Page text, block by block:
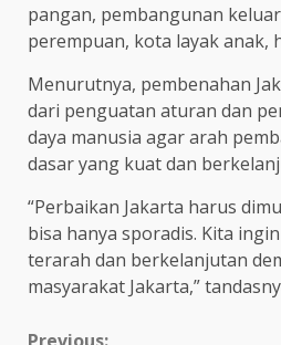
pangan, pembangunan
perempuan, kota layak anak,
Menurutnya, pembenahan
dari penguatan aturan dan
daya manusia agar arah
dasar yang kuat dan
“Perbaikan Jakarta harus
bisa hanya sporadis. Kita
terarah dan berkelanjutan
masyarakat Jakarta,”